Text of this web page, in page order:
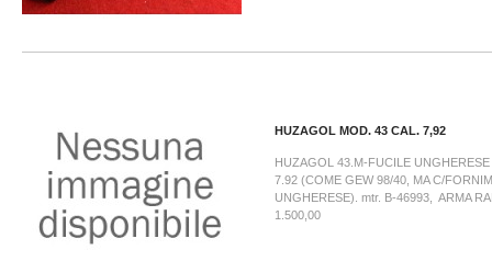
HUZAGOL MOD. 43 CAL. 7,92
HUZAGOL 43.M-FUCILE
7.92 (COME GEW 98/40, MA C/
UNGHERESE). mtr. B-46993, ARMA
1.500,00